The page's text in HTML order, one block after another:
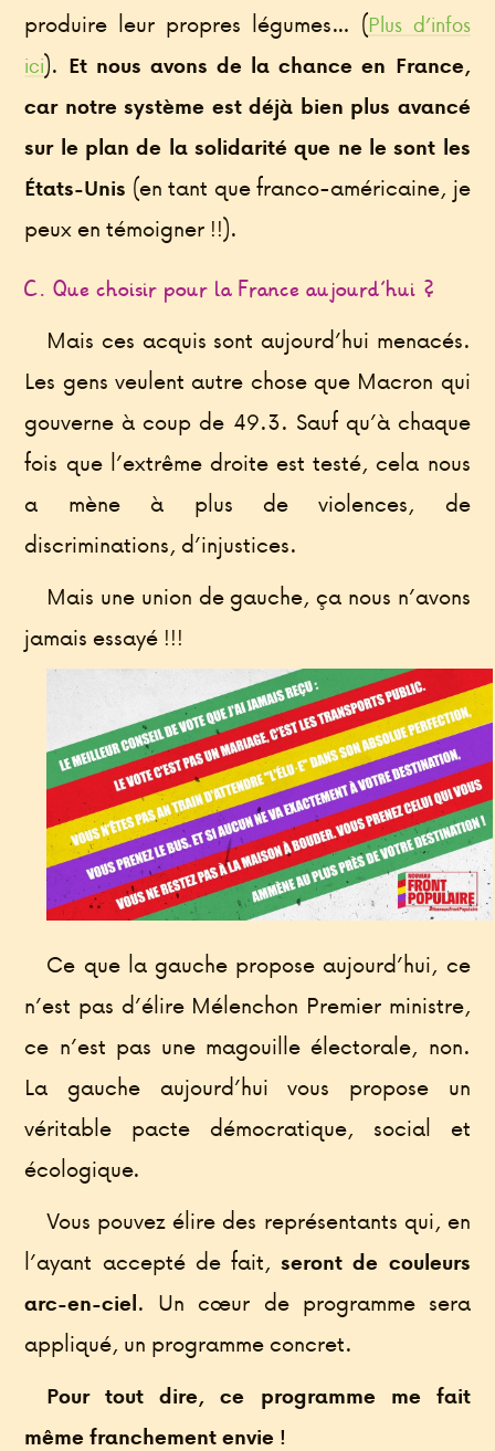
produire leur propres légumes… (Plus d’infos
ici). Et nous avons de la chance en France,
car notre système est déjà bien plus avancé
sur le plan de la solidarité que ne le sont les
États-Unis (en tant que franco-américaine, je
peux en témoigner !!).
C. Que choisir pour la France aujourd’hui ?
Mais ces acquis sont aujourd’hui menacés.
Les gens veulent autre chose que Macron qui
gouverne à coup de 49.3. Sauf qu’à chaque
fois que l’extrême droite est testé, cela nous
a mène à plus de violences, de
discriminations, d’injustices.
Mais une union de gauche, ça nous n’avons
jamais essayé !!!
Ce que la gauche propose aujourd’hui, ce
n’est pas d’élire Mélenchon Premier ministre,
ce n’est pas une magouille électorale, non.
La gauche aujourd’hui vous propose un
véritable pacte démocratique, social et
écologique.
Vous pouvez élire des représentants qui, en
l’ayant accepté de fait,seront de couleurs
arc-en-ciel. Un cœur de programme sera
appliqué, un programme concret.
Pour tout dire, ce programme me fait
même franchement envie !